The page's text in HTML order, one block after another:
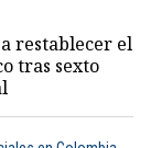
restablecer el
tras sexto